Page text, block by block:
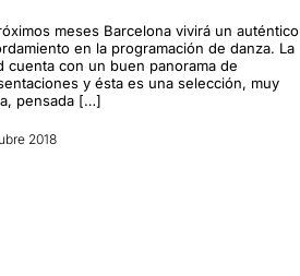
meses Barcelona vivirá un auténtico
en la programación de danza. La
cuenta con un buen panorama de
y ésta es una selección, muy
pensada […]
2018